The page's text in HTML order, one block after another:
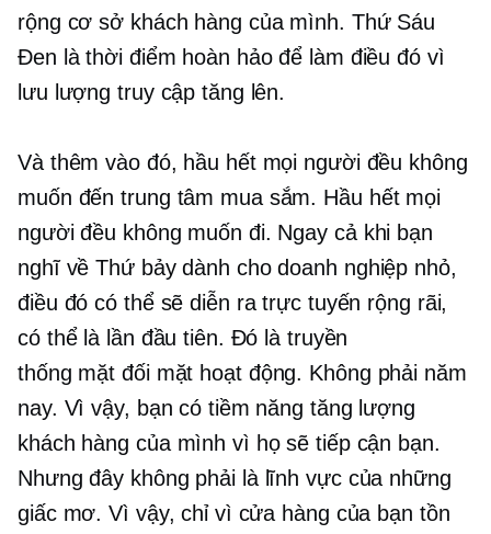
rộng cơ sở khách hàng của mình. Thứ Sáu
Đen là thời điểm hoàn hảo để làm điều đó vì
lưu lượng truy cập tăng lên.
Và thêm vào đó, hầu hết mọi người đều không
muốn đến trung tâm mua sắm. Hầu hết mọi
người đều không muốn đi. Ngay cả khi bạn
nghĩ về Thứ bảy dành cho doanh nghiệp nhỏ,
điều đó có thể sẽ diễn ra trực tuyến rộng rãi,
có thể là lần đầu tiên. Đó là truyền
thống mặt đối mặt hoạt động. Không phải năm
nay. Vì vậy, bạn có tiềm năng tăng lượng
khách hàng của mình vì họ sẽ tiếp cận bạn.
Nhưng đây không phải là lĩnh vực của những
giấc mơ. Vì vậy, chỉ vì cửa hàng của bạn tồn